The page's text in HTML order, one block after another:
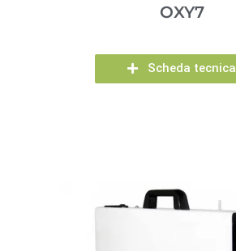
OXY7
Scheda tecnica